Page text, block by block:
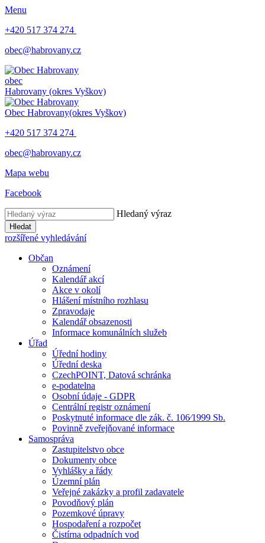
Menu
+420 517 374 274
obec@habrovany.cz
obec
Habrovany (okres Vyškov)
Obec Habrovany(okres Vyškov)
+420 517 374 274
obec@habrovany.cz
Mapa webu
Facebook
Hledaný výraz
Hledat
rozšířené vyhledávání
Občan
Oznámení
Kalendář akcí
Akce v okolí
Hlášení místního rozhlasu
Zpravodaje
Kalendář obsazenosti
Informace komunálních služeb
Úřad
Úřední hodiny
Úřední deska
CzechPOINT, Datová schránka
e-podatelna
Osobní údaje - GDPR
Centrální registr oznámení
Poskytnuté informace dle zák. č. 106⁄1999 Sb.
Povinně zveřejňované informace
Samospráva
Zastupitelstvo obce
Dokumenty obce
Vyhlášky a řády
Územní plán
Veřejné zakázky a profil zadavatele
Povodňový plán
Pozemkové úpravy
Hospodaření a rozpočet
Čistírna odpadních vod